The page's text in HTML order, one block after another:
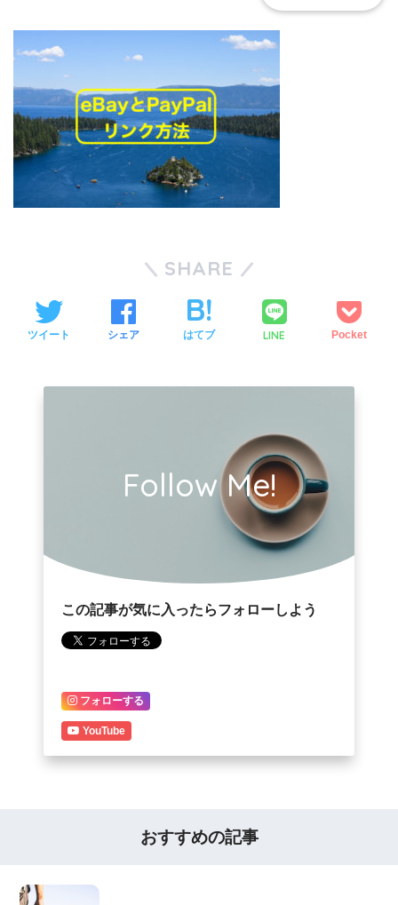
SHARE
ツイート シェア はてブ LINE Pocket
Follow Me!
この記事が気に入ったらフォローしよう
フォローする
YouTube
おすすめの記事